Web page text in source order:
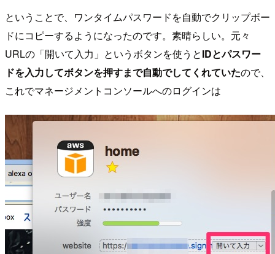
ということで、ワンタイムパスワードを自動でクリップボー
ドにコピーするようになったのです。素晴らしい。元々
URLの「開いて入力」というボタンを使うとIDとパスワー
ドを入力してボタンを押すまで自動でしてくれていたので、
これでマネージメントコンソールへのログインは